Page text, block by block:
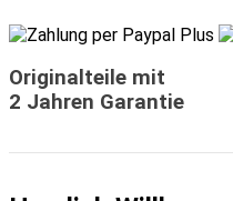
Originalteile mit
2 Jahren Garantie